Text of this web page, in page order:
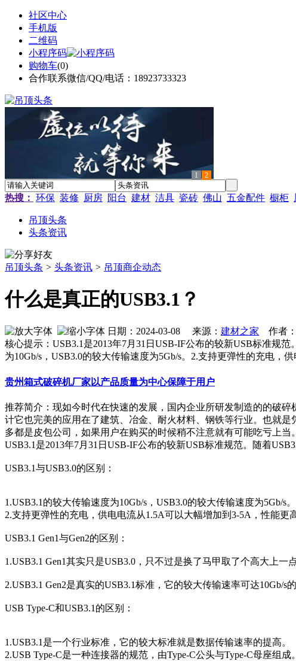
社区中心
手机版
二维码
小程序码
购物车(0)
合作联系微信/QQ/电话：18923733323
1 2
热搜： 环保 装修 厨房 阳台 建材 洁具 瓷砖 佛山 五金配件 橱柜
吊顶头条
头条资讯
吊顶头条 > 头条资讯 > 吊顶商企动态
什么是真正的USB3.1？
日期：2024-03-08 来源： 建材之家 作者：
核心提示：USB3.1是2013年7月31日USB-IF公布的较新USB标准规
为10Gb/s，USB3.0的较大传输速度为5Gb/s。2.支持更弹性的充电，
贵州箱式破碎机厂家以产品质量为中心保障于用户
推荐简介：现如今时代在快速的发展，国内企业所研发制造的的破
计它也完美的应用在了建筑、冶金、耐火材料、钢铁等行业。也就
多都是皮包公司，如果用户在购买的时候稍不注意就有可能吃亏上当
USB3.1是2013年7月31日USB-IF公布的较新USB标准规范。随着
USB3.1与USB3.0的区别：
1.USB3.1的较大传输速度为10Gb/s，USB3.0的较大传输速度为5Gb/s。
2.支持更弹性的充电，供电电流从1.5A可以大幅增加到3-5A，性能更
USB3.1 Gen1与Gen2的区别：
1.USB3.1 Gen1其实只是USB3.0，只不过是换了马甲取了个高大上一
2.USB3.1 Gen2是真实的USB3.1标准，它的较大传输速率可达10Gb/s
USB Type-C和USB3.1的区别：
1.USB3.1是一个行业标准，它的较大标准就是数据传输速率的提高。
2.USB Type-C是一种连接器的规范，由Type-C公头与Type-C母座组成。